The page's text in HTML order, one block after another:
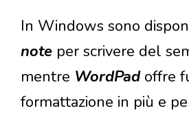
In Windows sono
note per scrivere del
mentre WordPadoffre
formattazione in più e